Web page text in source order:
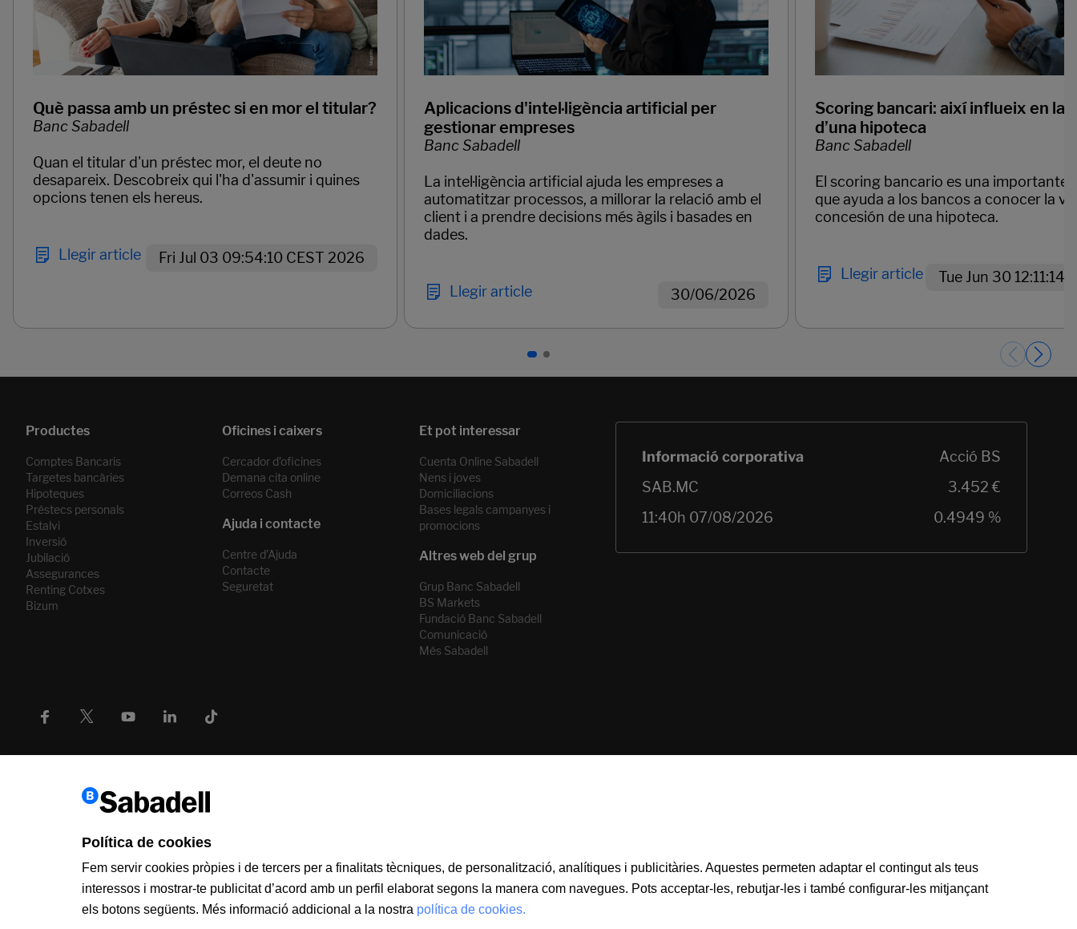
Què passa amb un préstec si en mor el titular?
Banc Sabadell
Quan el titular d'un préstec mor, el deute no
desapareix. Descobreix qui l'ha d'assumir i quines
opcions tenen els hereus.
Llegir article Fri Jul 03 09:54:10 CEST 2026
Aplicacions d'intel·ligència artificial per
gestionar empreses
Banc Sabadell
La intel·ligència artificial ajuda les empreses a
automatitzar processos, a millorar la relació amb el
client i a prendre decisions més àgils i basades en
dades.
Llegir article 30/06/2026
Scoring bancari: així influeix en la
d’una hipoteca
Banc Sabadell
El scoring bancario es una importante
que ayuda a los bancos a conocer la
concesión de una hipoteca.
Llegir article Tue Jun 30 12:11:14
Comptes Bancaris
Targetes bancàries
Hipoteques
Préstecs personals
Estalvi
Inversió
Jubilació
Assegurances
Renting Cotxes
Bizum
Cercador d’oficines
Demana cita online
Correos Cash
Centre d’Ajuda
Contacte
Seguretat
Cuenta Online Sabadell
Nens i joves
Domiciliacions
Bases legals campanyes i
promocions
Grup Banc Sabadell
BS Markets
Fundació Banc Sabadell
Comunicació
Més Sabadell
Política de cookies
Fem servir cookies pròpies i de tercers per a finalitats tècniques, de personalització, analítiques i publicitàries. Aquestes permeten adaptar el contingut als teus
interessos i mostrar-te publicitat d’acord amb un perfil elaborat segons la manera com navegues. Pots acceptar-les, rebutjar-les i també configurar-les mitjançant
els botons següents. Més informació addicional a la nostra política de cookies.